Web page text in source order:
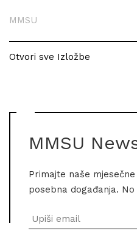
MMSU
Otvori sve Izložbe
MMSU
Primajte naše
posebna događanja. No